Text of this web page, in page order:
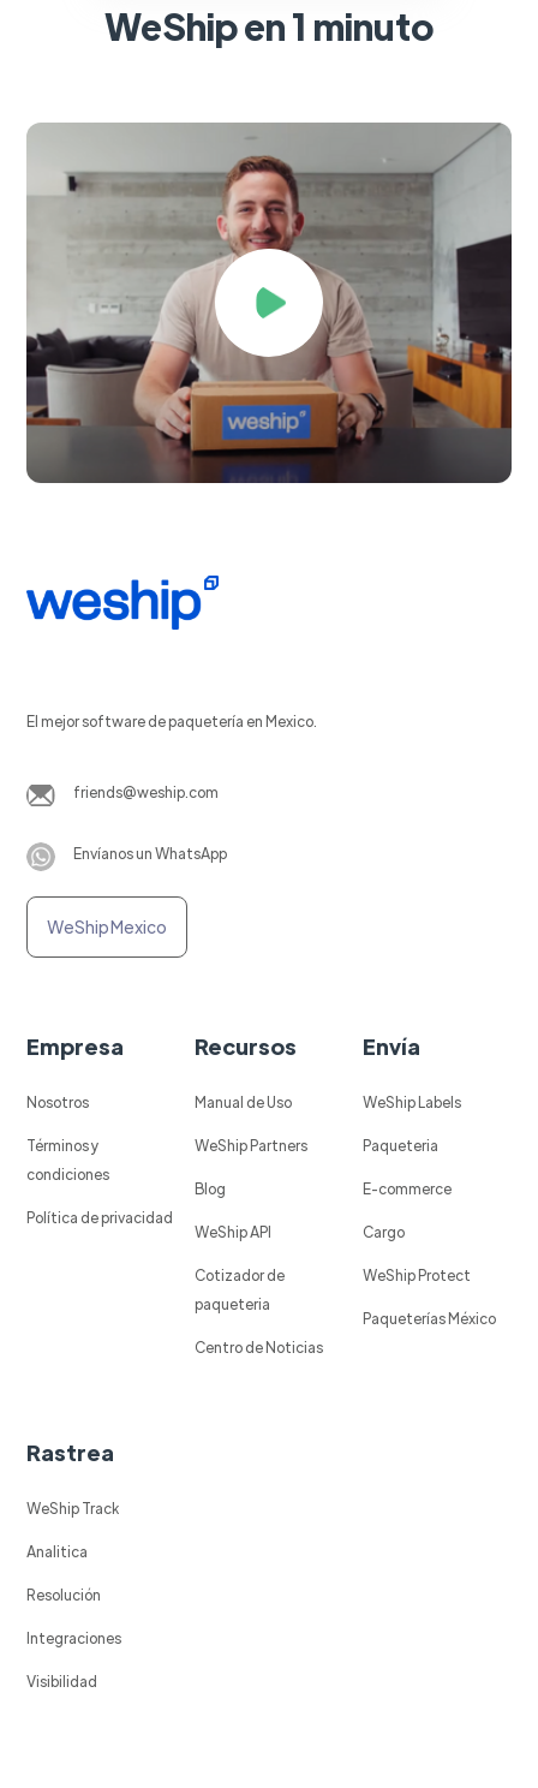
WeShip en 1 minuto
El mejor software de paquetería en Mexico.
friends@weship.com
Envíanos un WhatsApp
WeShip Mexico
Empresa
Nosotros
Términos y
condiciones
Política de privacidad
Recursos
Manual de Uso
WeShip Partners
Blog
WeShip API
Cotizador de
paqueteria
Centro de Noticias
Envía
WeShip Labels
Paqueteria
E-commerce
Cargo
WeShip Protect
Paqueterías México
Rastrea
WeShip Track
Analitica
Resolución
Integraciones
Visibilidad